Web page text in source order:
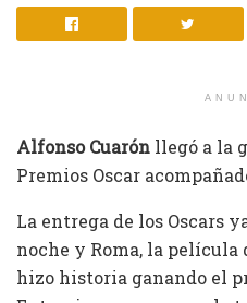
Alfonso Cuarón llegó a la
Premios Oscar
La entrega de los Oscars
noche y Roma, la
hizo historia ganando el